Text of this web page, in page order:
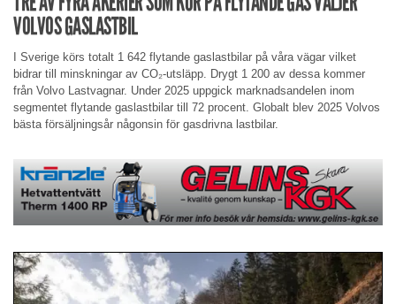
VOLVOS GASLASTBIL
I Sverige körs totalt 1 642 flytande gaslastbilar på våra vägar vilket
bidrar till minskningar av CO₂-utsläpp. Drygt 1 200 av dessa kommer
från Volvo Lastvagnar. Under 2025 uppgick marknadsandelen inom
segmentet flytande gaslastbilar till 72 procent. Globalt blev 2025 Volvos
bästa försäljningsår någonsin för gasdrivna lastbilar.